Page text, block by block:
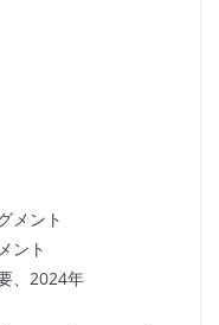
メント
ント
、2024年